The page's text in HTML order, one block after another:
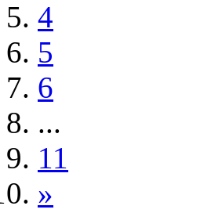
4
5
6
...
11
»